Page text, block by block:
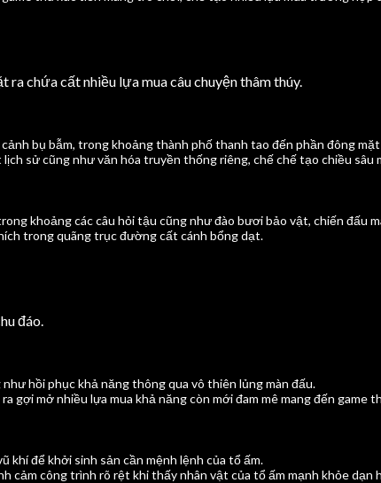
chứa cất nhiều lựa mua câu chuyện thâm thúy.
bụ bẫm, trong khoảng thành phố thanh tao đến phần đông
sử cũng như văn hóa truyền thống riêng, chế chế tạo chiều sâu
khoảng các câu hỏi tậu cũng như đào bươi bảo vật, chiến đấu
trong quãng trục đường cất cánh bổng dạt.
đáo.
hồi phục khả năng thông qua vô thiên lủng màn đấu.
gợi mở nhiều lựa mua khả năng còn mới đam mê mang đến game
khí để khởi sinh sản cần mệnh lệnh của tổ ấm.
cảm công trình rõ rệt khi thấy nhân vật của tổ ấm mạnh khỏe dạn